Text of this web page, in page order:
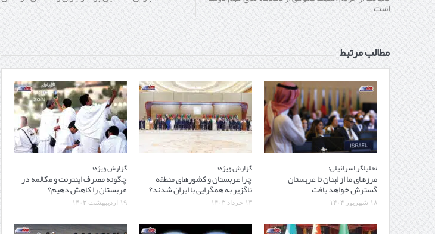
است
مطالب مرتبط
تحلیلگر اسرائیلی:
مرزهای ما از لبنان تا عربستان
گسترش خواهد یافت
۱۸ شهریور ۱۴۰۴
گزارش ویژه؛
چرا عربستان و کشورهای منطقه
ناگزیر به همگرایی با ایران شدند؟
۱۳ خرداد ۱۴۰۳
گزارش ویژه؛
چگونه مصرف اینترنت و مکالمه در
عربستان را کاهش دهیم؟
۱۹ اردیبهشت ۱۴۰۳